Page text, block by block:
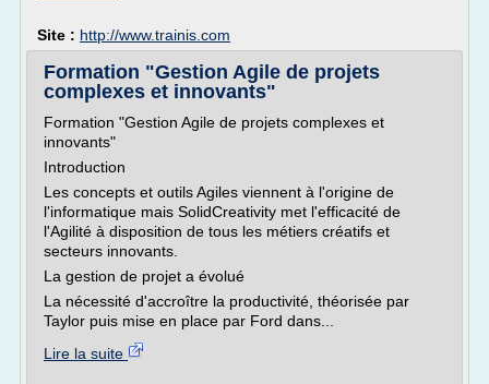
Site : http://www.trainis.com
Formation "Gestion Agile de projets
complexes et innovants"
Formation "Gestion Agile de projets complexes et
innovants"
Introduction
Les concepts et outils Agiles viennent à l'origine de
l'informatique mais SolidCreativity met l'efficacité de
l'Agilité à disposition de tous les métiers créatifs et
secteurs innovants.
La gestion de projet a évolué
La nécessité d'accroître la productivité, théorisée par
Taylor puis mise en place par Ford dans...
Lire la suite